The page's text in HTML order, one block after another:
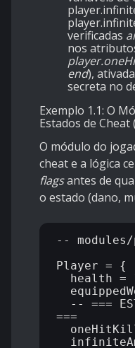
verificadas
nos
end),
secreta no
Exemplo 1.1: O
Estados de Cheat
O módulo do
cheat e a lógica
flagsantes de
o estado (dano,
--
Player = {
===